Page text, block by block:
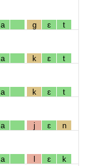
a g ɛ t
a k ɛ t
a k ɛ t
a j ɛ n
a l ɛ k